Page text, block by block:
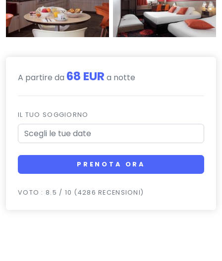
A partire da 68 EUR a notte
IL TUO SOGGIORNO
PRENOTA ORA
VOTO : 8.5 / 10 (4286 RECENSIONI)